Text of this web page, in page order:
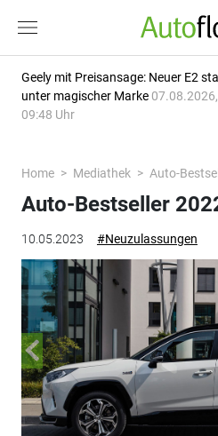
Geely mit Preisansage: Neuer E2
unter magischer Marke 07.08.2026,
09:48 Uhr
Home Mediathek Auto-
10.05.2023 #Neuzulassungen
Auto-Bestseller